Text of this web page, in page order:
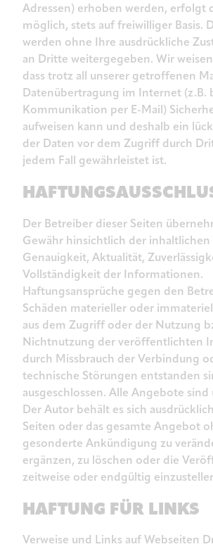
Adressen) erhoben werden, erfolgt
möglich, stets auf freiwilliger Basis.
werden ohne Ihre ausdrückliche
an Dritte weitergegeben. Wir
dass trotz all unserer getroffenen
Datenübertragung im Internet (z.B.
Kommunikation per E-Mail)
aufweisen kann und deshalb ein
der Daten vor dem Zugriff durch
jedem Fall gewährleistet ist.
Der Betreiber dieser Seiten
Gewähr hinsichtlich der
Genauigkeit, Aktualität,
Vollständigkeit der Informationen.
Haftungsansprüche gegen den
Schäden materieller oder
aus dem Zugriff oder der Nutzung
Nichtnutzung der veröffentlichten
durch Missbrauch der Verbindung
technische Störungen entstanden
ausgeschlossen. Alle Angebote
Der Autor behält es sich
Seiten oder das gesamte Angebot
gesonderte Ankündigung zu
ergänzen, zu löschen oder die
zeitweise oder endgültig
HAFTUNG FÜR LINKS
Verweise und Links auf Webseiten